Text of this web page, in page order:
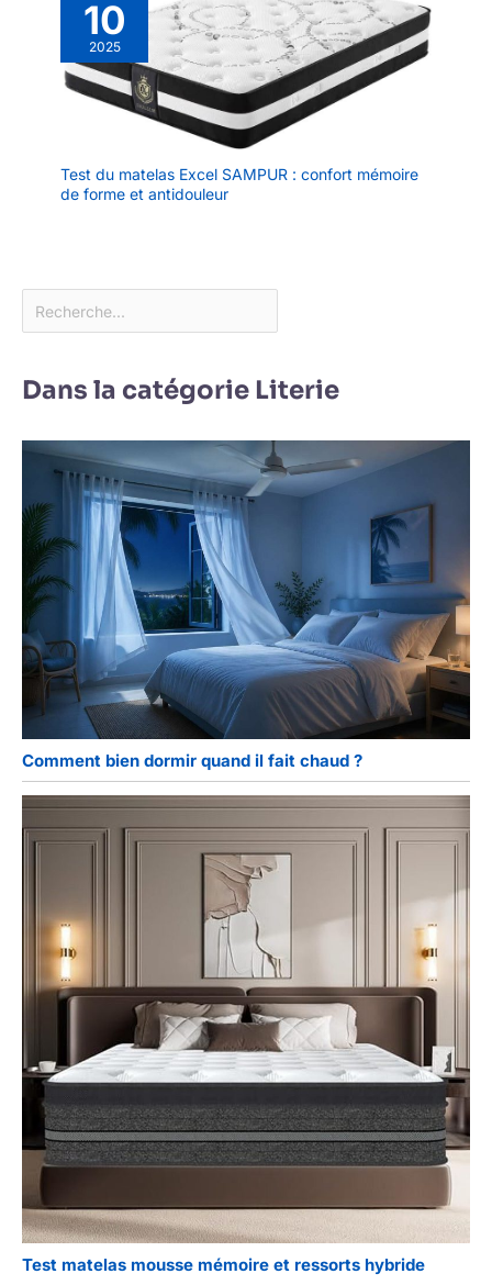
10
2025
Test du matelas Excel SAMPUR : confort mémoire
de forme et antidouleur
Dans la catégorie Literie
Comment bien dormir quand il fait chaud ?
Test matelas mousse mémoire et ressorts hybride